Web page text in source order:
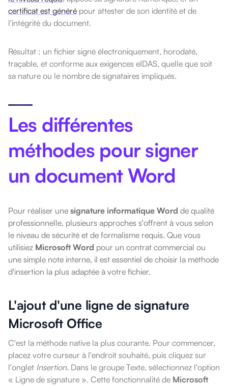
certificat est généré pour attester de son identité et de
l'intégrité du document.
Résultat : un fichier signé électroniquement, horodaté,
traçable, et conforme aux exigences eIDAS, quelle que soit
sa nature ou le nombre de signataires impliqués.
Les différentes
méthodes pour signer
un document Word
Pour réaliser une signature informatique Word de qualité
professionnelle, plusieurs approches s'offrent à vous selon
le niveau de sécurité et de formalisme requis. Que vous
utilisiez Microsoft Word pour un contrat commercial ou
une simple note interne, il est essentiel de choisir la méthode
d'insertion la plus adaptée à votre fichier.
L'ajout d'une ligne de signature
Microsoft Office
C'est la méthode native la plus courante. Pour commencer,
placez votre curseur à l'endroit souhaité, puis cliquez sur
l'onglet Insertion. Dans le groupe Texte, sélectionnez l'option
« Ligne de signature ». Cette fonctionnalité de Microsoft